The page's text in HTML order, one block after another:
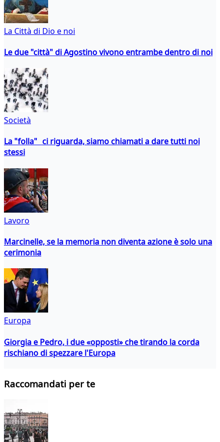
La Città di Dio e noi
Le due "città" di Agostino vivono entrambe dentro di noi
Società
La "folla" ci riguarda, siamo chiamati a dare tutti noi
stessi
Lavoro
Marcinelle, se la memoria non diventa azione è solo una
cerimonia
Europa
Giorgia e Pedro, i due «opposti» che tirando la corda
rischiano di spezzare l'Europa
Raccomandati per te